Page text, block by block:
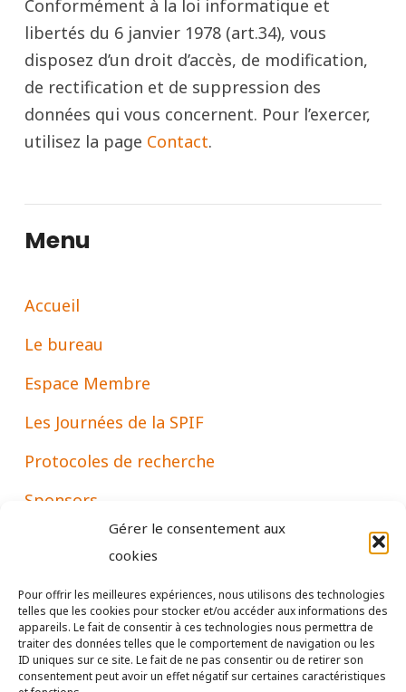
Gérer le consentement aux
cookies
Pour offrir les meilleures expériences, nous utilisons des technologies
telles que les cookies pour stocker et/ou accéder aux informations des
appareils. Le fait de consentir à ces technologies nous permettra de
traiter des données telles que le comportement de navigation ou les
ID uniques sur ce site. Le fait de ne pas consentir ou de retirer son
consentement peut avoir un effet négatif sur certaines caractéristiques
Conformément à la loi informatique et
libertés du 6 janvier 1978 (art.34), vous
disposez d’un droit d’accès, de modification,
de rectification et de suppression des
données qui vous concernent. Pour l’exercer,
utilisez la page Contact.
Menu
Accueil
Le bureau
Espace Membre
Les Journées de la SPIF
Protocoles de recherche
Sponsors
Associations
Mentions
Statuts